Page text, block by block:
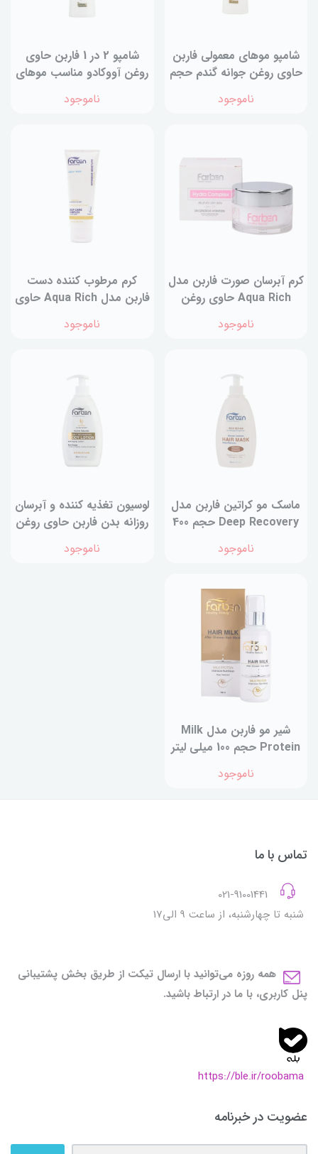
شامپو موهای معمولی فاربن
حاوی روغن جوانه گندم حجم
250 میلی لیتر
ناموجود
شامپو 2 در 1 فاربن حاوی
روغن آووکادو مناسب موهای
میلی لیتر
ناموجود
کرم آبرسان صورت فاربن مدل
Aqua Rich حاوی روغن
ناموجود
کرم مرطوب کننده دست
فاربن مدل Aqua Rich حاوی
75ميلی لیترناموجود
ماسک مو کراتین فاربن مدل
Deep Recovery حجم 400
میلی لیتر
ناموجود
لوسیون تغذیه کننده و آبرسان
روزانه بدن فاربن حاوی روغن
لیتر
ناموجود
شیر مو فاربن مدل Milk
Protein حجم 100 میلی لیتر
ناموجود
تماس با ما
شنبه تا چهارشنبه، از ساعت 9 الی17
همه روزه می‌توانید با ارسال تیکت از طریق بخش پشتیبانی
پنل کاربری، با ما در ارتباط باشید.
https://ble.ir/roobama
عضویت در خبرنامه